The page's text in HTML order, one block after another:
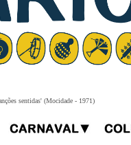
sentidas' (Mocidade - 1971)